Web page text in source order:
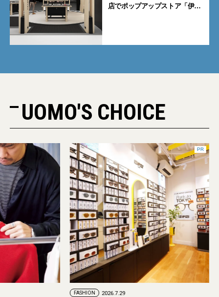
店でポップアップストア「伊勢
UOMO'S CHOICE
PR
FASHION 2026.7.29